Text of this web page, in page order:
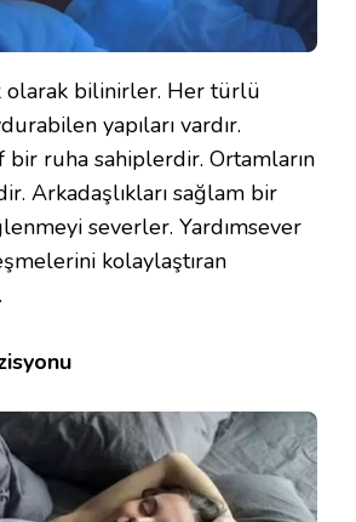
olarak bilinirler. Her türlü
yapıları vardır.
bir ruha sahiplerdir. Ortamların
Arkadaşlıkları sağlam bir
severler. Yardımsever
kolaylaştıran